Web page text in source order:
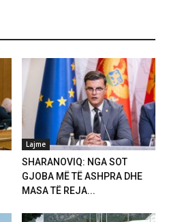
Lajme
SHARANOVIQ: NGA SOT
GJOBA MË TË ASHPRA DHE
MASA TË REJA...